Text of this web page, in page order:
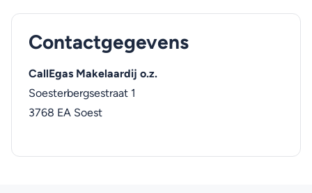
Contactgegevens
CallEgas Makelaardij o.z.
Soesterbergsestraat 1
3768 EA Soest